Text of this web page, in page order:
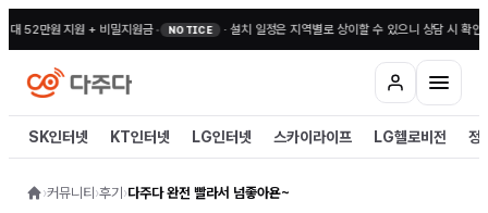
52만원 지원 + 비밀지원금• NOTICE · 설치 일정은 지역별로 상이할 수 있으니 상담 시 확인해
SK인터넷 KT인터넷 LG인터넷 스카이라이프 LG헬로비전 정
›커뮤니티 ›후기 ›다주다 완전 빨라서 넘좋아욘~